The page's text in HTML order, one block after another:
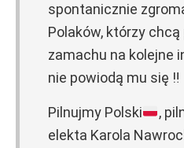
spontanicznie
Polaków, którzy
zamachu na kolejne
nie powiodą mu się ‼️
Pilnujmy Polski
,
elekta Karola